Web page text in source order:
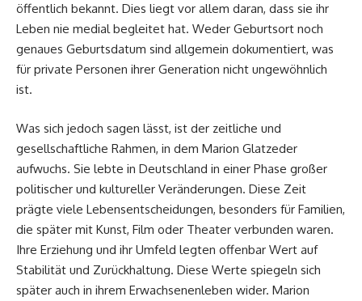
öffentlich bekannt. Dies liegt vor allem daran, dass sie ihr
Leben nie medial begleitet hat. Weder Geburtsort noch
genaues Geburtsdatum sind allgemein dokumentiert, was
für private Personen ihrer Generation nicht ungewöhnlich
ist.
Was sich jedoch sagen lässt, ist der zeitliche und
gesellschaftliche Rahmen, in dem Marion Glatzeder
aufwuchs. Sie lebte in Deutschland in einer Phase großer
politischer und kultureller Veränderungen. Diese Zeit
prägte viele Lebensentscheidungen, besonders für Familien,
die später mit Kunst, Film oder Theater verbunden waren.
Ihre Erziehung und ihr Umfeld legten offenbar Wert auf
Stabilität und Zurückhaltung. Diese Werte spiegeln sich
später auch in ihrem Erwachsenenleben wider. Marion